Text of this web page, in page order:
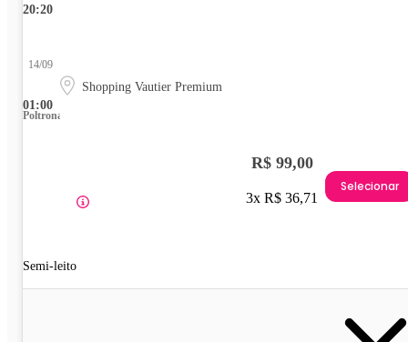
20:20
01:00
14/09
Shopping Vautier Premium
Poltrona
Semi-leito
R$ 99,00
3x R$ 36,71
Selecionar